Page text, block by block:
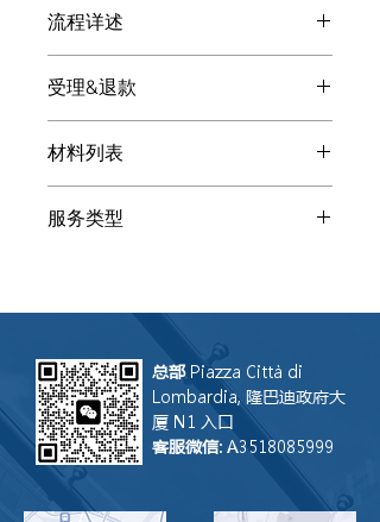
流程详述
微信会显现，请扫码添加。请发送下述
基本材料提高沟通效率和质量。客服会
将您指向专业顾问（律师、会计、公证
师、税顾、译员...）
受理&退款
提供多种解决方案。您自由选择是否让
LGS联合律师事务所处理。如果我们受
理， 咨询费可用来抵消总成本。如果
您听了方案后让其他事务所受理，LGS
务所没能完成操作，LGS联合律师事务
材料列表
材料：相关人身份证/居留/护照、协
服务类型
总部 Piazza Città di
Lombardia, 隆巴迪政府大
厦 N1 入口
客服微信: A3518085999